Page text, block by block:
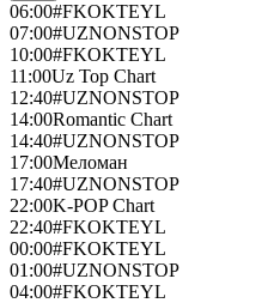
06:00#FKOKTEYL
07:00#UZNONSTOP
10:00#FKOKTEYL
11:00Uz Top Chart
12:40#UZNONSTOP
14:00Romantic Chart
14:40#UZNONSTOP
17:00Меломан
17:40#UZNONSTOP
22:00K-POP Chart
22:40#FKOKTEYL
00:00#FKOKTEYL
01:00#UZNONSTOP
04:00#FKOKTEYL